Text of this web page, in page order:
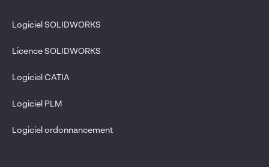
Logiciel SOLIDWORKS
Licence SOLIDWORKS
Logiciel CATIA
Logiciel PLM
Logiciel ordonnancement